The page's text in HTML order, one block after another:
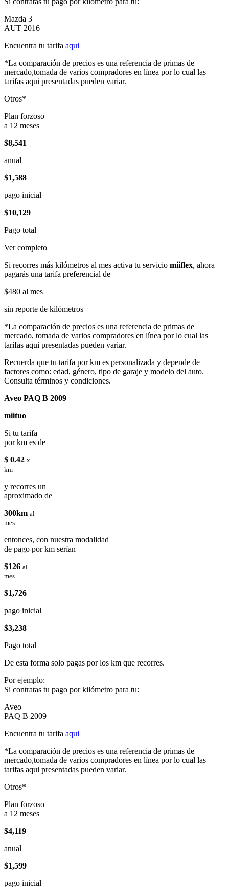
Mazda 3
AUT 2016
Encuentra tu tarifa aqui
*La comparación de precios es una referencia de primas de
mercado,tomada de varios compradores en línea por lo cual las
tarifas aqui presentadas pueden variar.
Otros*
Plan forzoso
a 12 meses
$8,541
anual
$1,588
pago inicial
$10,129
Pago total
Ver completo
Si recorres más kilómetros al mes activa tu servicio miiflex, ahora
pagarás una tarifa preferencial de
$480 al mes
sin reporte de kilómetros
*La comparación de precios es una referencia de primas de
mercado, tomada de varios compradores en línea por lo cual las
tarifas aqui presentadas pueden variar.
Recuerda que tu tarifa por km es personalizada y depende de
factores como: edad, género, tipo de garaje y modelo del auto.
Consulta términos y condiciones.
Aveo PAQ B 2009
miituo
Si tu tarifa
por km es de
$ 0.42 x
km
y recorres un
aproximado de
300km al
mes
entonces, con nuestra modalidad
de pago por km serían
$126 al
mes
$1,726
pago inicial
$3,238
Pago total
De esta forma solo pagas por los km que recorres.
Por ejemplo:
Si contratas tu pago por kilómetro para tu:
Aveo
PAQ B 2009
Encuentra tu tarifa aqui
*La comparación de precios es una referencia de primas de
mercado,tomada de varios compradores en línea por lo cual las
tarifas aqui presentadas pueden variar.
Otros*
Plan forzoso
a 12 meses
$4,119
anual
$1,599
pago inicial